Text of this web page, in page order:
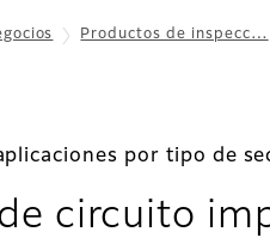
Productos de inspecc…
por tipo de
circuito